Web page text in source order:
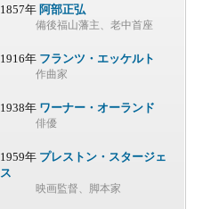
1857年 阿部正弘
備後福山藩主、老中首座
1916年 フランツ・エッケルト
作曲家
1938年 ワーナー・オーランド
俳優
1959年 プレストン・スタージェ
ス
映画監督、脚本家